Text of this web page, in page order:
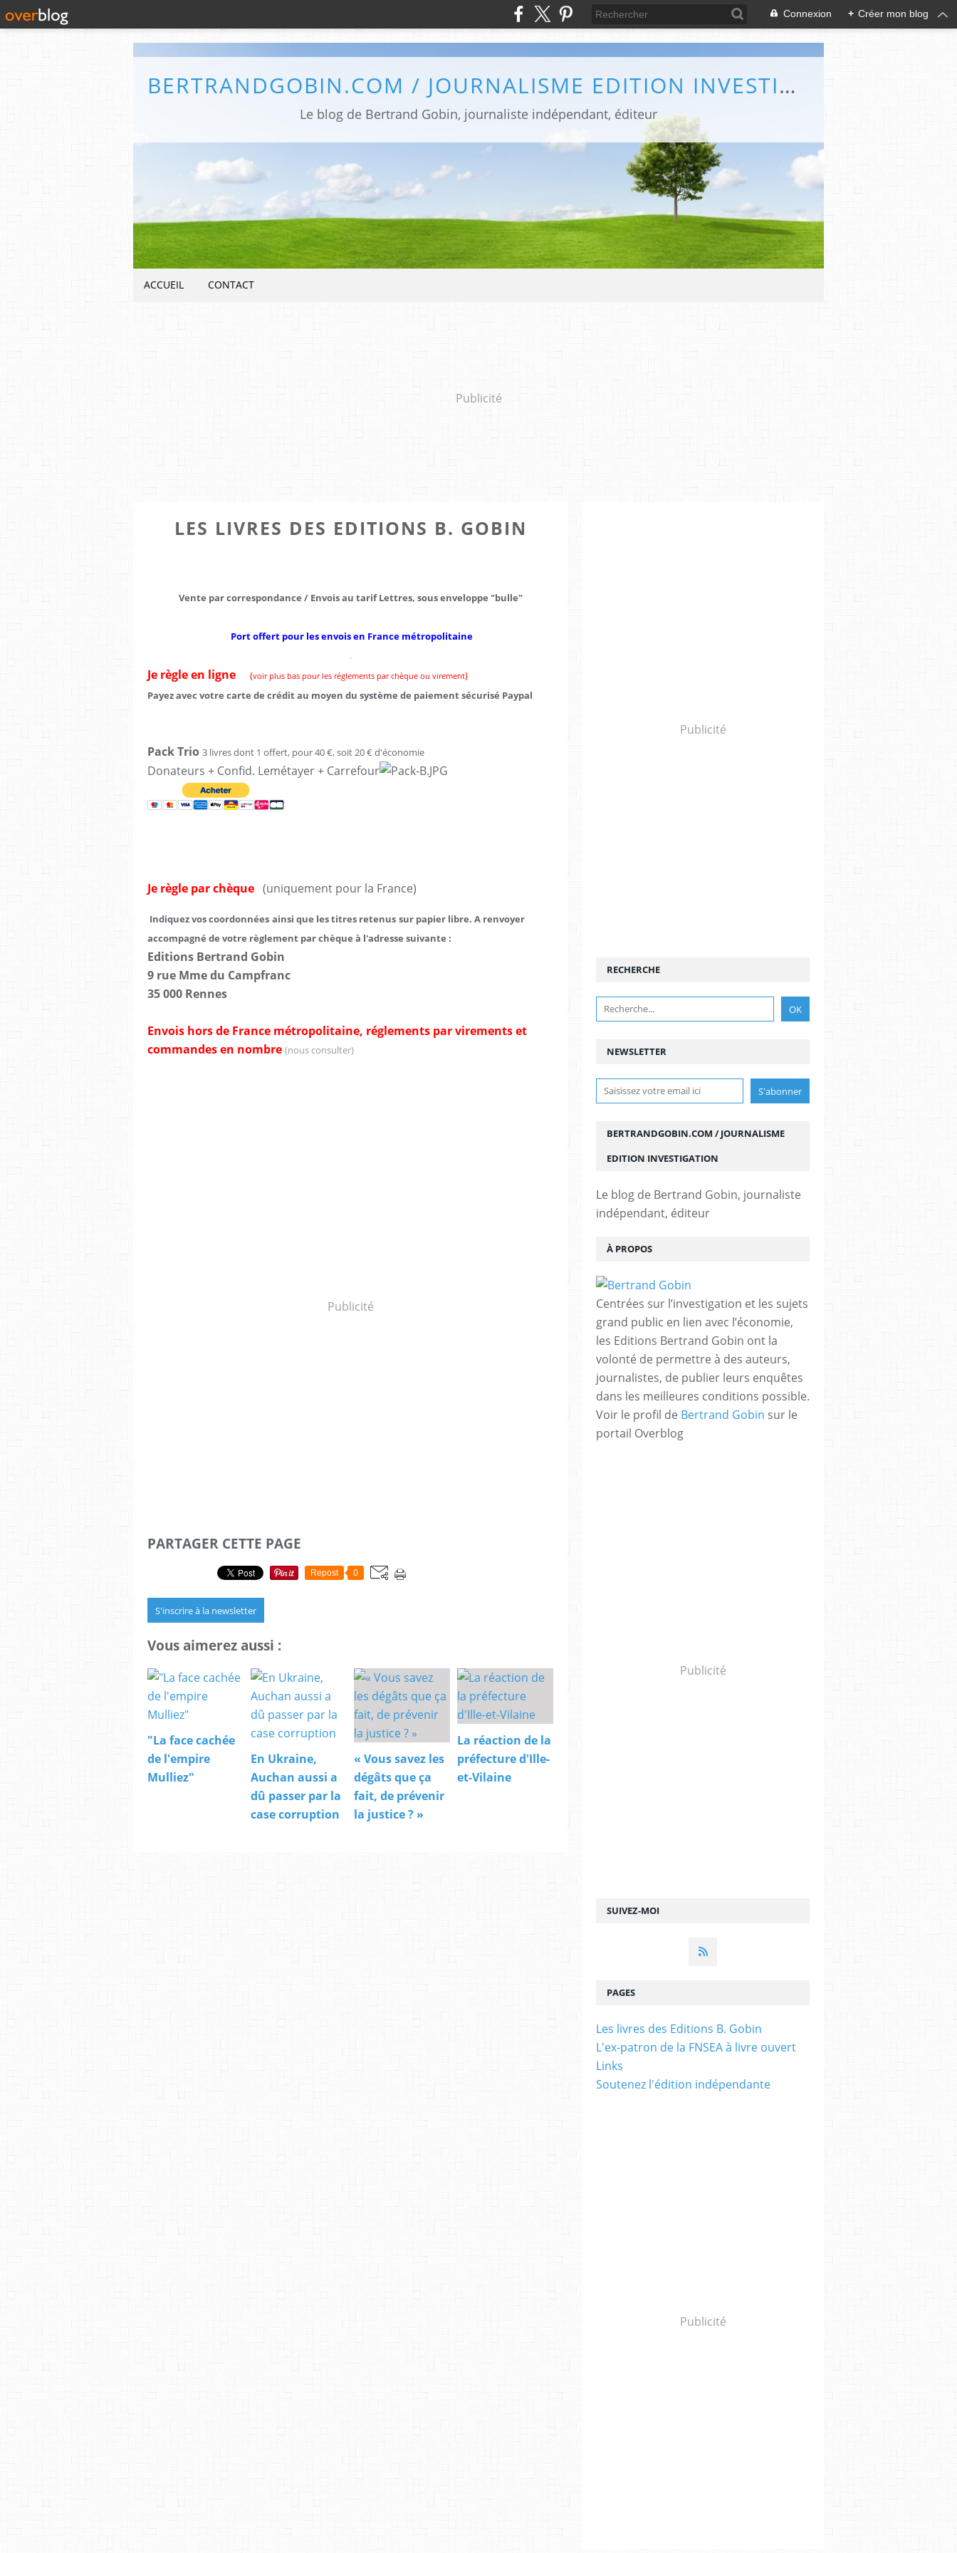
Connexion + Créer mon blog
BERTRANDGOBIN.COM / JOURNALISME EDITION INVESTIGATION
Le blog de Bertrand Gobin, journaliste indépendant, éditeur
ACCUEIL CONTACT
Publicité
LES LIVRES DES EDITIONS B. GOBIN
Vente par correspondance / Envois au tarif Lettres, sous enveloppe "bulle"
Port offert pour les envois en France métropolitaine
.
Je règle en ligne (voir plus bas pour les réglements par chèque ou virement)
Payez avec votre carte de crédit au moyen du système de paiement sécurisé Paypal
PackTrio 3 livres dont 1 offert, pour 40 €, soit 20 € d'économie
Donateurs + Confid. Lemétayer + Carrefour
Je règle par chèque (uniquement pour la France)
Indiquez vos coordonnées ainsi que les titres retenus sur papier libre. A renvoyer
accompagné de votre règlement par chèque à l'adresse suivante :
Editions Bertrand Gobin
9 rue Mme du Campfranc
35 000 Rennes
Envois hors de France métropolitaine, réglements par virements et
commandes en nombre (nous consulter)
Publicité
PARTAGER CETTE PAGE
Repost 0
S'inscrire à la newsletter
Vous aimerez aussi :
"La face cachée
de l'empire
Mulliez"
En Ukraine,
Auchan aussi a
dû passer par la
case corruption
« Vous savez les
dégâts que ça
fait, de prévenir
la justice ? »
La réaction de la
préfecture d'Ille-
et-Vilaine
Publicité
NEWSLETTER
SUIVEZ-MOI
RECHERCHE
BERTRANDGOBIN.COM / JOURNALISME
EDITION INVESTIGATION
Le blog de Bertrand Gobin, journaliste
indépendant, éditeur
À PROPOS
Centrées sur l’investigation et les sujets
grand public en lien avec l’économie,
les Editions Bertrand Gobin ont la
volonté de permettre à des auteurs,
journalistes, de publier leurs enquêtes
dans les meilleures conditions possible.
Voir le profil de Bertrand Gobin sur le
portail Overblog
Publicité
PAGES
Les livres des Editions B. Gobin
L'ex-patron de la FNSEA à livre ouvert
Links
Soutenez l'édition indépendante
Publicité